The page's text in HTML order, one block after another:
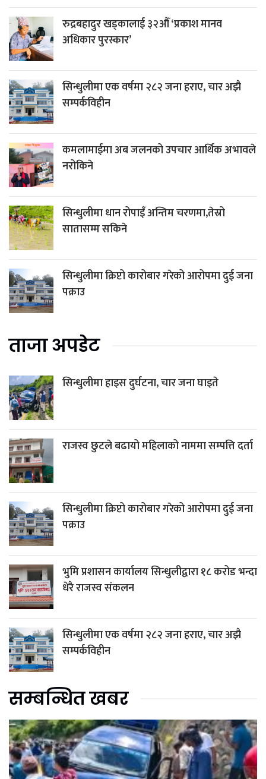
रुद्रबहादुर खड्कालाई ३२औँ ‘प्रकाश मानव
अधिकार पुरस्कार’
सिन्धुलीमा एक वर्षमा २८२ जना हराए, चार अझै
सम्पर्कविहीन
कमलामाईमा अब जलनको उपचार आर्थिक अभावले
नरोकिने
सिन्धुलीमा धान रोपाइँ अन्तिम चरणमा,तेस्रो
सातासम्म सकिने
सिन्धुलीमा क्रिप्टो कारोबार गरेको आरोपमा दुई जना
पक्राउ
ताजा अपडेट
सिन्धुलीमा हाइस दुर्घटना, चार जना घाइते
राजस्व छुटले बढायो महिलाको नाममा सम्पत्ति दर्ता
सिन्धुलीमा क्रिप्टो कारोबार गरेको आरोपमा दुई जना
पक्राउ
भुमि प्रशासन कार्यालय सिन्धुलीद्वारा १८ करोड भन्दा
धेरै राजस्व संकलन
सिन्धुलीमा एक वर्षमा २८२ जना हराए, चार अझै
सम्पर्कविहीन
सम्बन्धित खबर